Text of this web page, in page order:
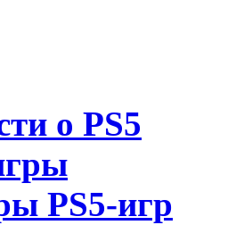
о PS5
PS5-игр